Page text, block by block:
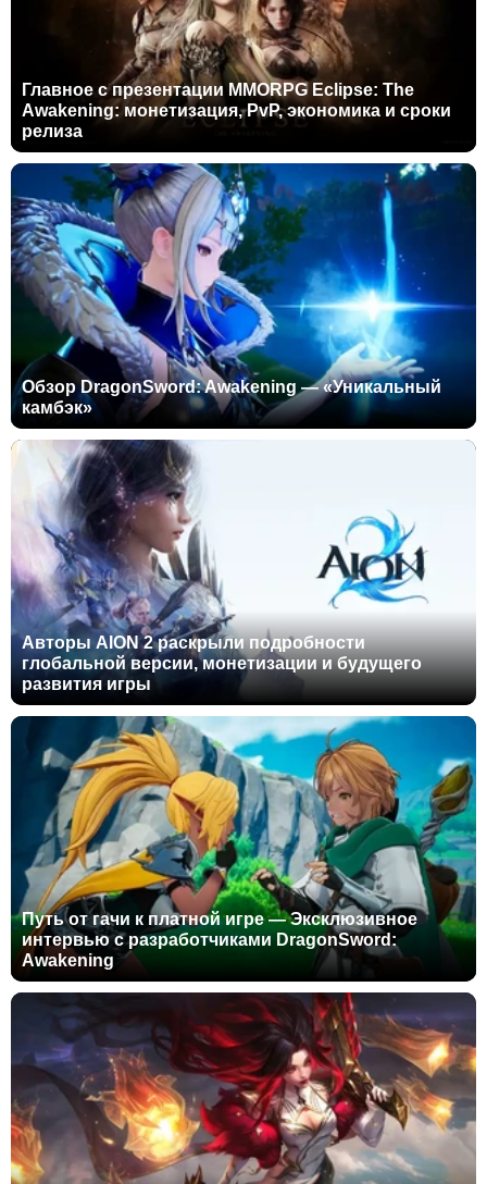
Главное с презентации MMORPG Eclipse: The
Awakening: монетизация, PvP, экономика и сроки
релиза
Обзор DragonSword: Awakening — «Уникальный
камбэк»
Авторы AION 2 раскрыли подробности
глобальной версии, монетизации и будущего
развития игры
Путь от гачи к платной игре — Эксклюзивное
интервью с разработчиками DragonSword:
Awakening